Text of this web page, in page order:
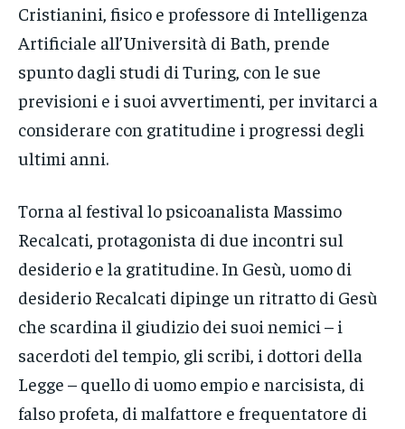
Cristianini, fisico e professore di Intelligenza
Artificiale all’Università di Bath, prende
spunto dagli studi di Turing, con le sue
previsioni e i suoi avvertimenti, per invitarci a
considerare con gratitudine i progressi degli
ultimi anni.
Torna al festival lo psicoanalista Massimo
Recalcati, protagonista di due incontri sul
desiderio e la gratitudine. In Gesù, uomo di
desiderio Recalcati dipinge un ritratto di Gesù
che scardina il giudizio dei suoi nemici – i
sacerdoti del tempio, gli scribi, i dottori della
Legge – quello di uomo empio e narcisista, di
falso profeta, di malfattore e frequentatore di